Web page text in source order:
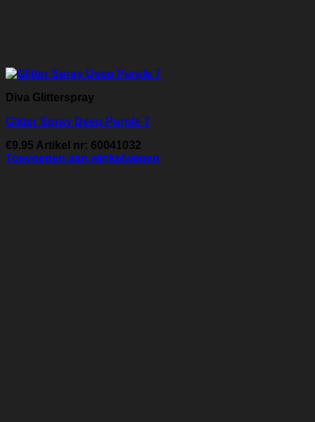
Diva Glitterspray
Glitter Spray Deep Purple 7
€9.95 Artikel nr: 60041032
Toevoegen aan winkelwagen